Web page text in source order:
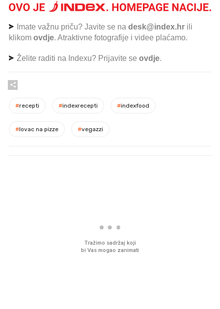
Imate važnu priču? Javite se na desk@index.hr ili
klikom ovdje. Atraktivne fotografije i videe plaćamo.
Želite raditi na Indexu? Prijavite se ovdje.
#recepti #indexrecepti #indexfood
#lovac na pizze #vegazzi